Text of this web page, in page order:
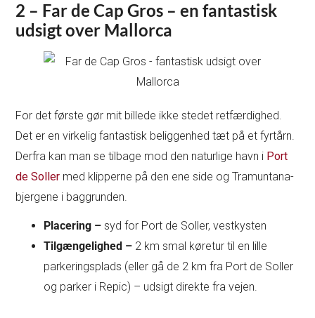
2 – Far de Cap Gros – en fantastisk
udsigt over Mallorca
For det første gør mit billede ikke stedet retfærdighed.
Det er en virkelig fantastisk beliggenhed tæt på et fyrtårn.
Derfra kan man se tilbage mod den naturlige havn i Port
de Soller med klipperne på den ene side og Tramuntana-
bjergene i baggrunden.
Placering –syd for Port de Soller, vestkysten
Tilgængelighed – 2 km smal køretur til en lille
parkeringsplads (eller gå de 2 km fra Port de Soller
og parker i Repic) – udsigt direkte fra vejen.